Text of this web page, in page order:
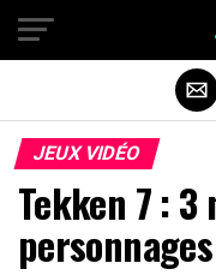
JEUX VIDÉO
Tekken 7 : 3